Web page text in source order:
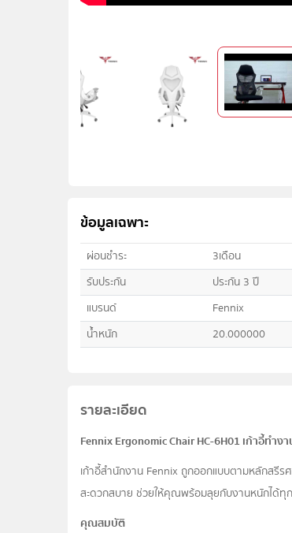
ข้อมูลเฉพาะ
ผ่อนชำระ
3เดือน
รับประกัน
ประกัน 3 ปี
แบรนด์
Fennix
น้ำหนัก
20.000000
รายละเอียด
Fennix Ergonomic Chair HC-6H01 เก้าอี้ทำ
เก้าอี้สำนักงาน Fennix ถูกออกแบบตามหลักสรีร
สะดวกสบาย ช่วยให้คุณพร้อมลุยกับงานหนักได้ทุก
คุณสมบัติ